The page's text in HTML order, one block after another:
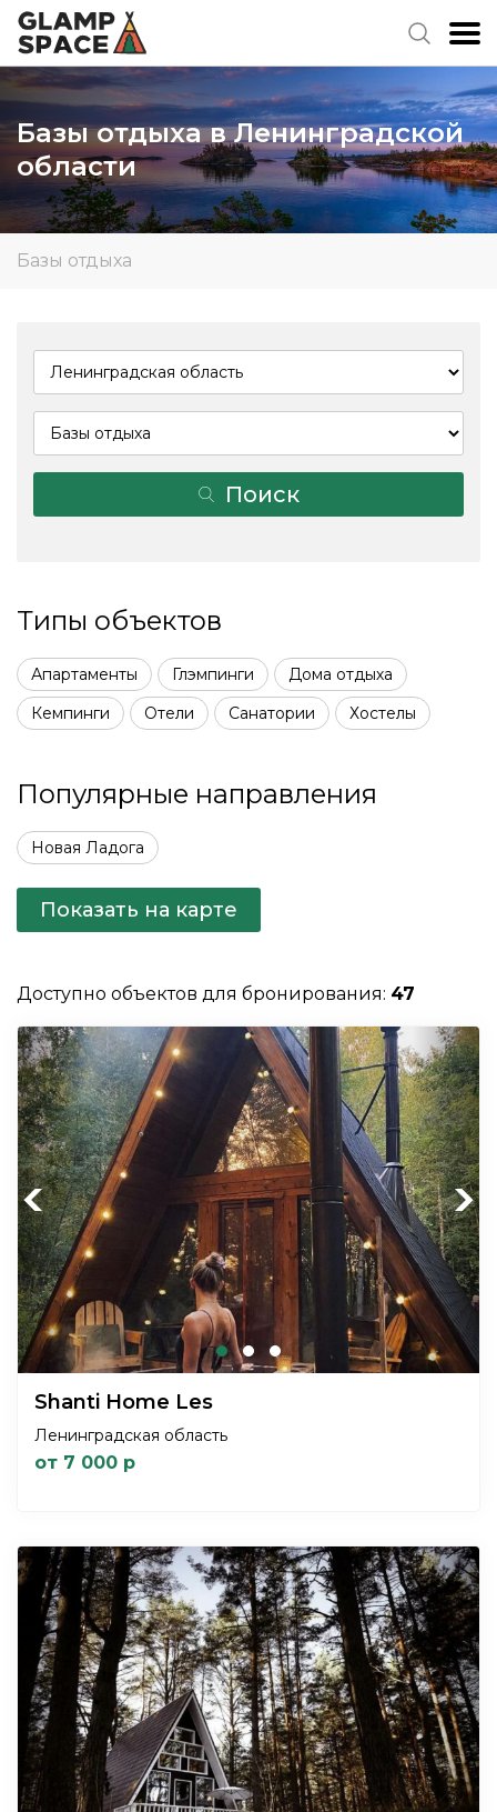
Базы отдыха в Ленинградской
области
Базы отдыха
Поиск
Типы объектов
Апартаменты Глэмпинги
Дома отдыха
Кемпинги
Отели Санатории Хостелы
Популярные направления
Новая Ладога
Показать на карте
Доступно объектов для бронирования: 47
Previous Next
Shanti Home Les
Ленинградская область
от 7 000 р